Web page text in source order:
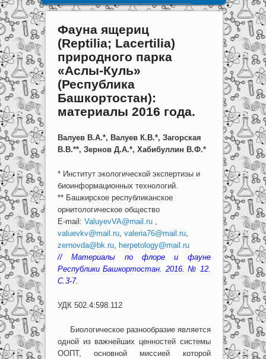
Фауна ящериц
(Reptilia; Lacertilia)
природного парка
«Аслы-Куль»
(Республика
Башкортостан):
материалы 2016 года.
Валуев В.А.*, Валуев К.В.*, Загорская
В.В.**, Зернов Д.А.*, Хабибуллин В.Ф.*
* Институт экологической экспертизы и
биоинформационных технологий.
** Башкирское республиканское
орнитологическое общество
E-mail: ValuyevVA@mail.ru,
valuevkv@mail.ru, valeria76@mail.ru,
zernovda@bk.ru,
herpetology@mail.ru
// Материалы по флоре и фауне
Республики Башкортостан. 2016. № 12.
C.3-7.
УДК 502.4:598.112
Биологическое разнообразие является
одной из важнейших ценностей системы
ООПТ, основной миссией которой